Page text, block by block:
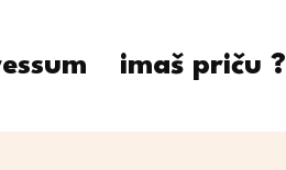
imaš priču ?